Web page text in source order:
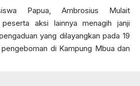
Papua, Ambrosius Mulait
aksi lainnya menagih janji
yang dilayangkan pada 19
di Kampung Mbua dan